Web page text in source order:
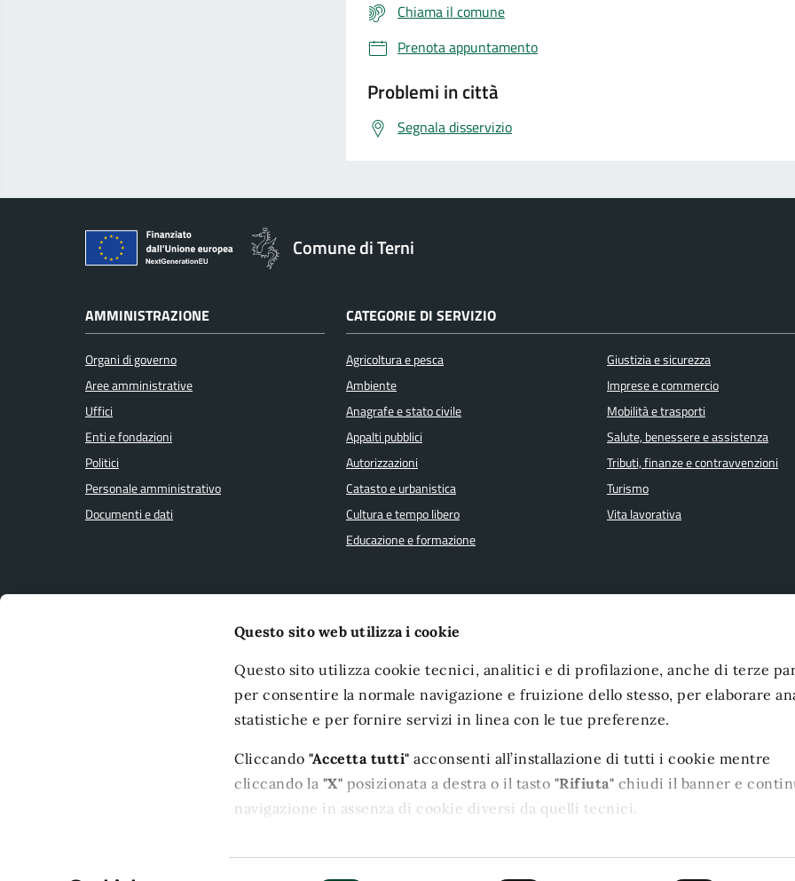
Questo sito web utilizza i cookie
Questo sito utilizza cookie tecnici, analitici e di profilazione, anche di terze
per consentire la normale navigazione e fruizione dello stesso, per elaborare
statistiche e per fornire servizi in linea con le tue preferenze.
Cliccando "Accetta tutti" acconsenti all’installazione di tutti i cookie mentre
cliccando la "X" posizionata a destra o il tasto "Rifiuta" chiudi il banner e
navigazione in assenza di cookie diversi da quelli tecnici.
Chiama il comune
Prenota appuntamento
Problemi in città
Segnala disservizio
Comune di Terni
AMMINISTRAZIONE
Organi di governo
Aree amministrative
Uffici
Enti e fondazioni
Politici
Personale amministrativo
Documenti e dati
CATEGORIE DI SERVIZIO
Agricoltura e pesca
Ambiente
Anagrafe e stato civile
Appalti pubblici
Autorizzazioni
Catasto e urbanistica
Cultura e tempo libero
Educazione e formazione
Giustizia e sicurezza
Imprese e commercio
Mobilità e trasporti
Salute, benessere e assistenza
Tributi, finanze e contravvenzioni
Turismo
Vita lavorativa
Piazza M. Ridolfi, 1 - 05100 Terni
C.F./P.IVA: 00175660554
+39-0744-5491
+39-0744-426000
Prenotazione appuntamento
Segnalazione disservizio
Obiettivi di accessibilità
Albo Pretorio
Dichiarazione di accessibilità